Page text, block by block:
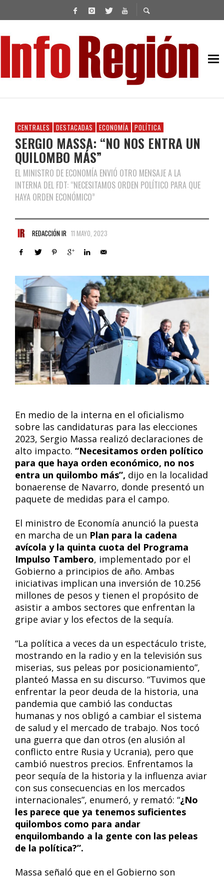
CENTRALES DESTACADAS ECONOMÍA POLÍTICA
SERGIO MASSA: “NO NOS ENTRA UN
QUILOMBO MÁS”
EL MINISTRO DE ECONOMÍA ENVIÓ OTRO MENSAJE A LA
INTERNA DEL FDT: “NECESITAMOS ORDEN POLÍTICO PARA QUE
HAYA ORDEN ECONÓMICO”
REDACCIÓN IR 11 MAYO, 2023
En medio de la interna en el oficialismo
sobre las candidaturas para las elecciones
2023, Sergio Massa realizó declaraciones de
alto impacto. “Necesitamos orden político
para que haya orden económico, no nos
entra un quilombo más”, dijo en la localidad
bonaerense de Navarro, donde presentó un
paquete de medidas para el campo.
El ministro de Economía anunció la puesta
en marcha de un Plan para la cadena
avícola y la quinta cuota del Programa
Impulso Tambero, implementado por el
Gobierno a principios de año. Ambas
iniciativas implican una inversión de 10.256
millones de pesos y tienen el propósito de
asistir a ambos sectores que enfrentan la
gripe aviar y los efectos de la sequía.
“La política a veces da un espectáculo triste,
mostrando en la radio y en la televisión sus
miserias, sus peleas por posicionamiento”,
planteó Massa en su discurso. “Tuvimos que
enfrentar la peor deuda de la historia, una
pandemia que cambió las conductas
humanas y nos obligó a cambiar el sistema
de salud y el mercado de trabajo. Nos tocó
una guerra que dan otros (en alusión al
conflicto entre Rusia y Ucrania), pero que
cambió nuestros precios. Enfrentamos la
peor sequía de la historia y la influenza aviar
con sus consecuencias en los mercados
internacionales”, enumeró, y remató: “¿No
les parece que ya tenemos suficientes
quilombos como para andar
enquilombando a la gente con las peleas
de la política?”.
Massa señaló que en el Gobierno son